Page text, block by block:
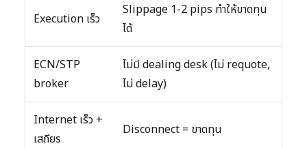
Execution เร็ว
Slippage 1-2 pips ทำให้ขาดทุน
ได้
ECN/STP
broker
ไม่มี dealing desk (ไม่ requote,
ไม่ delay)
Internet เร็ว +
เสถียร
Disconnect = ขาดทุน